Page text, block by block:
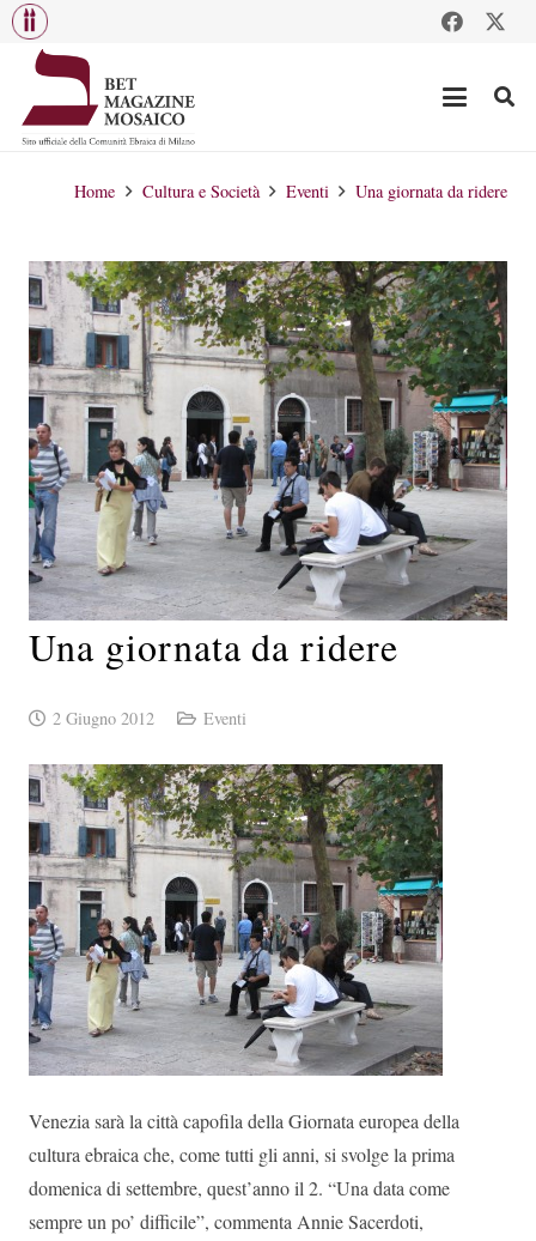
Home Cultura e Società Eventi Una giornata da ridere
Una giornata da ridere
2 Giugno 2012 Eventi
Venezia sarà la città capofila della Giornata europea della
cultura ebraica che, come tutti gli anni, si svolge la prima
domenica di settembre, quest’anno il 2. “Una data come
sempre un po’ difficile”, commenta Annie Sacerdoti,